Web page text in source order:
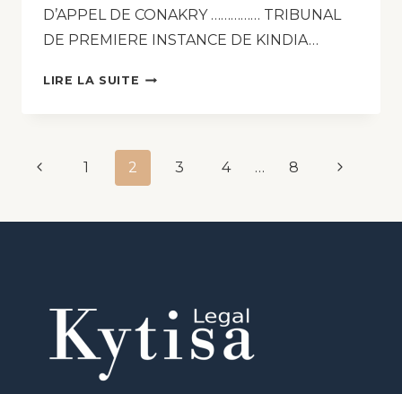
D’APPEL DE CONAKRY …………… TRIBUNAL
DE PREMIERE INSTANCE DE KINDIA…
LIRE LA SUITE
1 2 3 4 … 8